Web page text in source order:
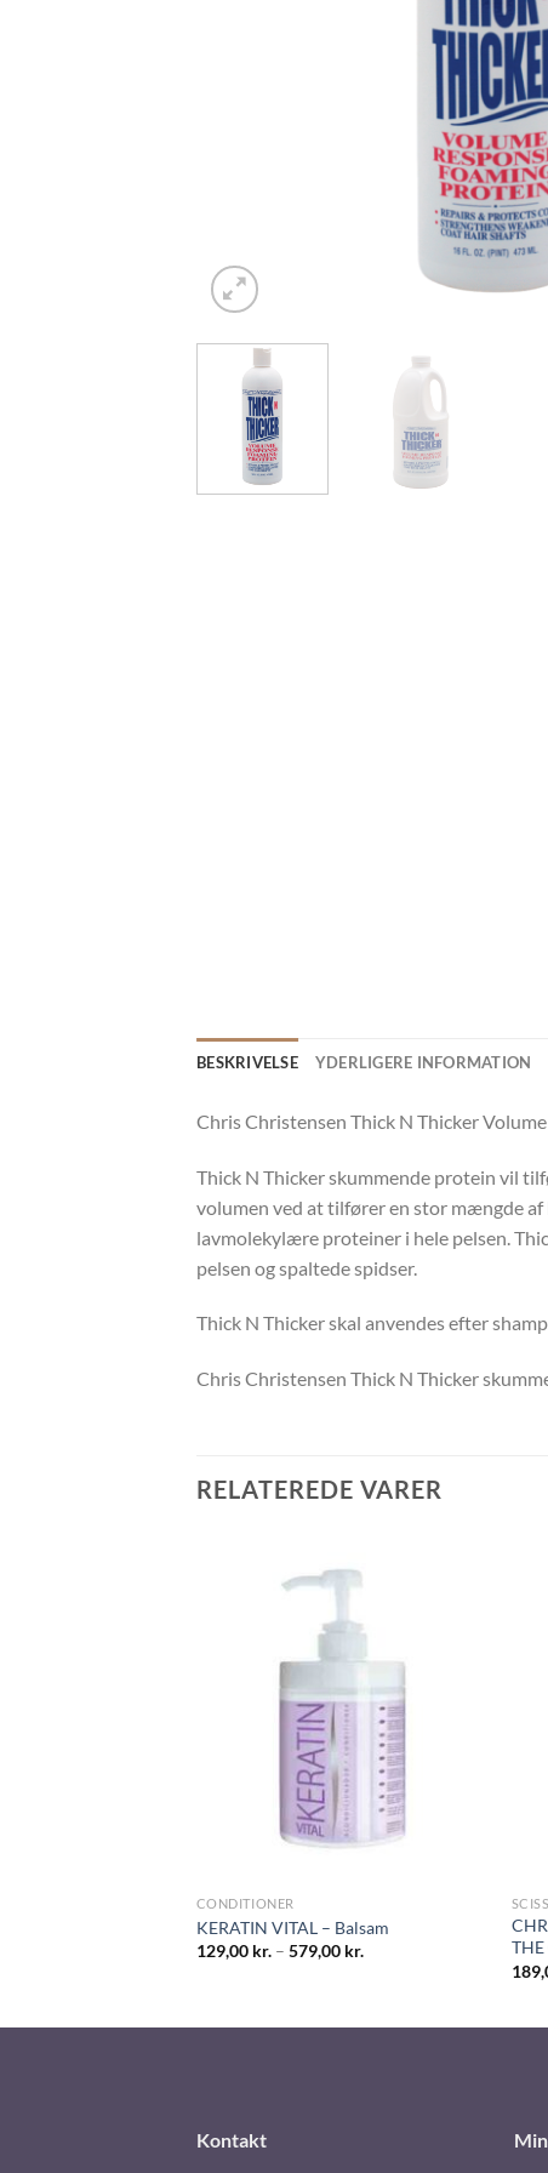
BESKRIVELSE YDERLIGERE INFORMATION
Chris Christensen Thick N Thicker
Thick N Thicker skummende protein vil
volumen ved at tilfører en stor mængde
lavmolekylære proteiner i hele pelsen.
pelsen og spaltede spidser.
Thick N Thicker skal anvendes efter
Chris Christensen Thick N Thicker
RELATEREDE VARER
CONDITIONER
KERATIN VITAL – Balsam
129,00 kr.– 579,00 kr.
THE
Kontakt